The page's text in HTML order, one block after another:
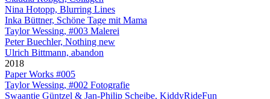
Nina Hotopp, Blurring Lines
Inka Büttner, Schöne Tage mit Mama
Taylor Wessing, #003 Malerei
Peter Buechler, Nothing new
Ulrich Bittmann, abandon
2018
Paper Works #005
Taylor Wessing, #002 Fotografie
Swaantje Güntzel & Jan-Philip Scheibe, KiddyRideFun